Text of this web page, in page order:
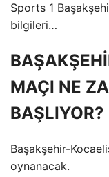
Sports 1
bilgileri…
MAÇI NE
BAŞLIYOR?
Başakşehir-
oynanacak.